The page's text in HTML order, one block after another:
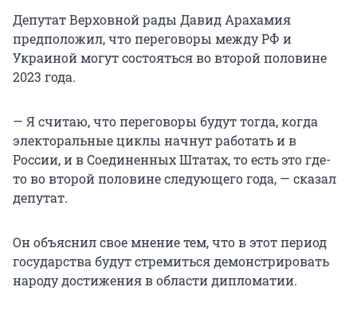
Депутат Верховной рады Давид Арахамия
предположил, что переговоры между РФ и
Украиной могут состояться во второй половине
2023 года.
— Я считаю, что переговоры будут тогда, когда
электоральные циклы начнут работать и в
России, и в Соединенных Штатах, то есть это где-
то во второй половине следующего года, — сказал
депутат.
Он объяснил свое мнение тем, что в этот период
государства будут стремиться демонстрировать
народу достижения в области дипломатии.